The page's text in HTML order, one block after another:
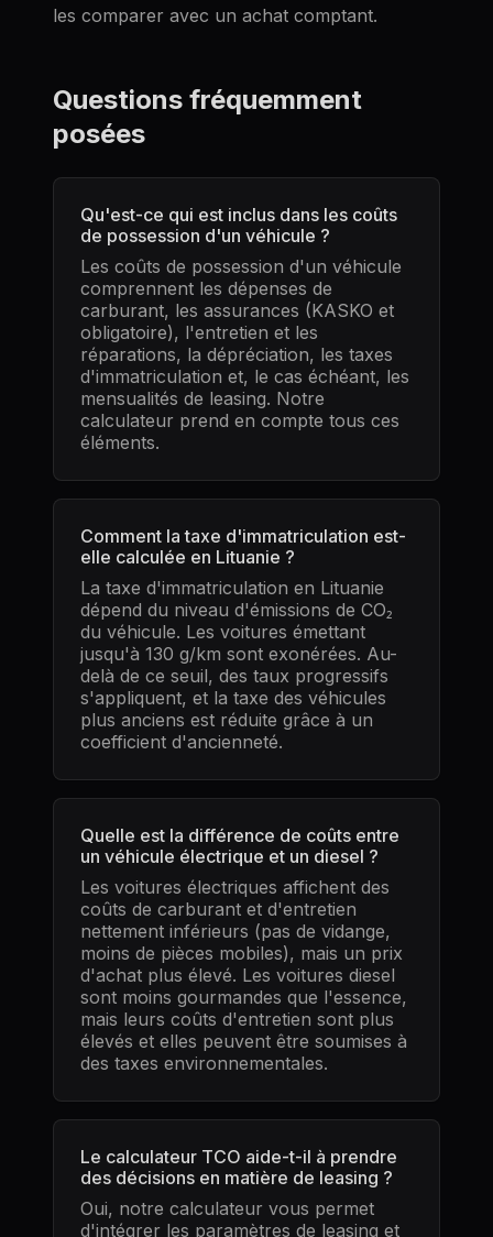
les comparer avec un achat comptant.
Questions fréquemment
posées
Qu'est-ce qui est inclus dans les coûts
de possession d'un véhicule ?
Les coûts de possession d'un véhicule
comprennent les dépenses de
carburant, les assurances (KASKO et
obligatoire), l'entretien et les
réparations, la dépréciation, les taxes
d'immatriculation et, le cas échéant, les
mensualités de leasing. Notre
calculateur prend en compte tous ces
éléments.
Comment la taxe d'immatriculation est-
elle calculée en Lituanie ?
La taxe d'immatriculation en Lituanie
dépend du niveau d'émissions de CO₂
du véhicule. Les voitures émettant
jusqu'à 130 g/km sont exonérées. Au-
delà de ce seuil, des taux progressifs
s'appliquent, et la taxe des véhicules
plus anciens est réduite grâce à un
coefficient d'ancienneté.
Quelle est la différence de coûts entre
un véhicule électrique et un diesel ?
Les voitures électriques affichent des
coûts de carburant et d'entretien
nettement inférieurs (pas de vidange,
moins de pièces mobiles), mais un prix
d'achat plus élevé. Les voitures diesel
sont moins gourmandes que l'essence,
mais leurs coûts d'entretien sont plus
élevés et elles peuvent être soumises à
des taxes environnementales.
Le calculateur TCO aide-t-il à prendre
des décisions en matière de leasing ?
Oui, notre calculateur vous permet
d'intégrer les paramètres de leasing et